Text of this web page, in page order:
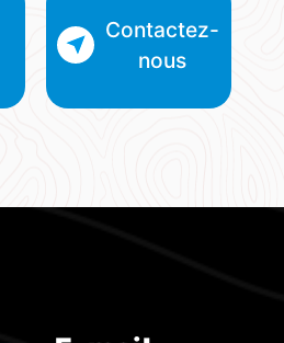
Contactez-
nous